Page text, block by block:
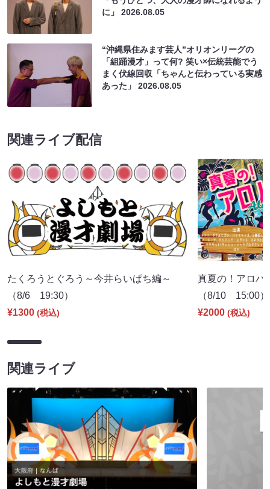
に」2026.08.05
“沖縄県住みます芸人”オリオンリーグの
「組踊漫才」って何? 笑い×伝統芸能でう
まく伏線回収「ちゃんと伝わっている実感
あった」2026.08.05
関連ライブ配信
たくろうとぐろう～今井らいぱち編～
（8/6 19:30）
¥1300 (税込)
真夏の！アロハ
（8/10 15:00）
¥2000 (税込)
関連ライブ